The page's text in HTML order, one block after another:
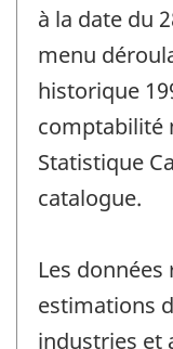
à la date du
menu
historique
comptabilité
Statistique
catalogue.
Les
estimations
industries et